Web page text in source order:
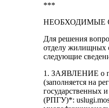
***
НЕОБХОДИМЫЕ
Для решения
отделу жилищных
следующие
1. ЗАЯВЛЕНИЕ о
(заполняется на
государственных
(РПГУ)*: